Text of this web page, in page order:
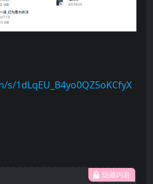
1dLqEU_B4yo0QZ5oKCfyX
隐藏内容